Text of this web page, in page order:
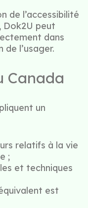
de l’accessibilité
Dok2U peut
dans
l’usager.
Canada
un
relatifs à la vie
;
et techniques
est